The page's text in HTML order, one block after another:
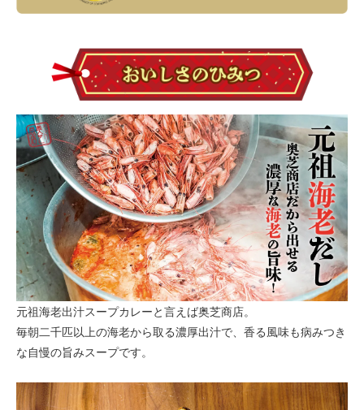
元祖海老出汁スープカレーと言えば奥芝商店。
毎朝二千匹以上の海老から取る濃厚出汁で、香る風味も病みつき
な自慢の旨みスープです。